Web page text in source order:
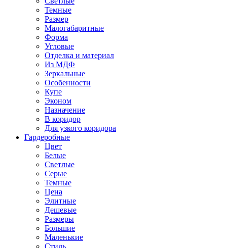
Темные
Размер
Малогабаритные
Форма
Угловые
Отделка и материал
Из МДФ
Зеркальные
Особенности
Купе
Эконом
Назначение
В коридор
Для узкого коридора
Гардеробные
Цвет
Белые
Светлые
Серые
Темные
Цена
Элитные
Дешевые
Размеры
Большие
Маленькие
Стиль